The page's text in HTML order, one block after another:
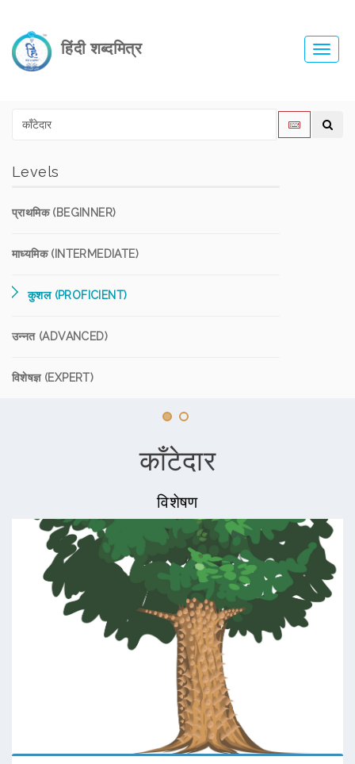
हिंदी शब्दमित्र
Levels
प्राथमिक (BEGINNER)
माध्यमिक (INTERMEDIATE)
कुशल (PROFICIENT)
उन्नत (ADVANCED)
विशेषज्ञ (EXPERT)
काँटेदार
विशेषण